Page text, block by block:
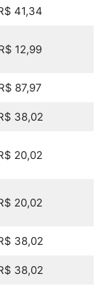
41,34
12,99
87,97
38,02
20,02
20,02
38,02
38,02